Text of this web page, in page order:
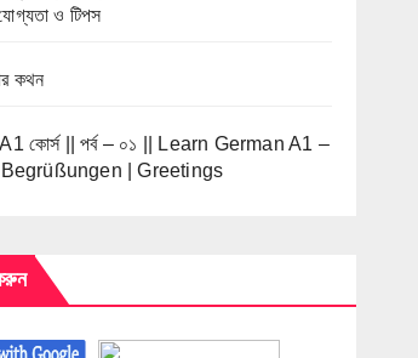
ও টিপস
কথন
A1 কোর্স || পর্ব – ০১ || Learn German A1 –
| Greetings